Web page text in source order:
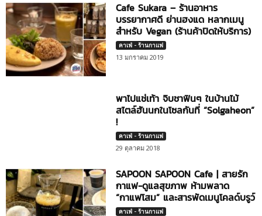
Cafe Sukara – ร้านอาหาร
บรรยากาศดี ย่านฮงแด หลากเมนู
สำหรับ Vegan (ร้านค้าปิดให้บริการ)
คาเฟ่ - ร้านกาแฟ
13 มกราคม 2019
พาไปแช่เท้า จิบชาฟินๆ ในบ้านไม้
สไตล์ฮันนกในโซลกันที่ “Solgaheon”
!
คาเฟ่ - ร้านกาแฟ
29 ตุลาคม 2018
SAPOON SAPOON Cafe | สายรัก
กาแฟ-ดูแลสุขภาพ ห้ามพลาด
“กาแฟโสม” และสารพัดเมนูโคลด์บรูว์
คาเฟ่ - ร้านกาแฟ